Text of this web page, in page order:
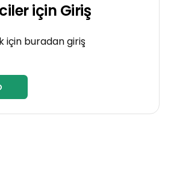
için Giriş
için buradan giriş